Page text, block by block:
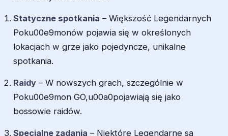
Statyczne spotkania – Większość Legendarnych
Poku00e9monów pojawia się w określonych
lokacjach w grze jako pojedyncze, unikalne
spotkania.
Raidy – W nowszych grach, szczególnie w
Poku00e9mon GO,u00a0pojawiają się jako
bossowie raidów.
Specjalne zadania – Niektóre Legendarne są